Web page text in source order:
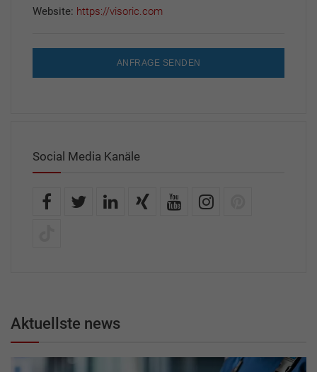
Website: https://visoric.com
ANFRAGE SENDEN
Social Media Kanäle
Aktuellste news